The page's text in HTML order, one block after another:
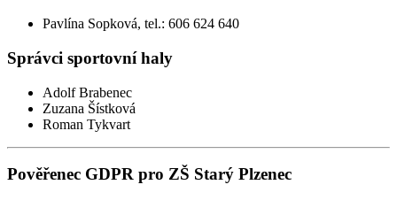
Pavlína Sopková, tel.: 606 624 640
Správci sportovní haly
Adolf Brabenec
Zuzana Šístková
Roman Tykvart
Pověřenec GDPR pro ZŠ Starý Plzenec